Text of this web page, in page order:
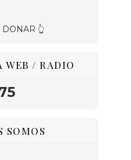
👆
WEB / RADIO
SOMOS